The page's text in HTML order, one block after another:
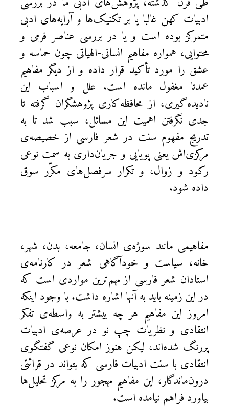
ادبیات کهن غالبا یا بر تکنیک‌ها و آرایه‌های ادبی
متمرکز بوده است و یا در بررسی عناصر فرمی و
محتوایی، همواره مفاهیم انسانی-‌الهیاتی چون حماسه و
عشق را مورد تأکید قرار داده‌ و از دیگر مفاهیم
عمدتا مغفول مانده‌ است. علل و اسباب این
نادیده‌گیری، از محافظه‌کاری پژوهشگران گرفته تا
جدی نگرفتن اهمیت این مسائل، سبب شد تا به
تدریج مفهوم سنت در شعر فارسی از خصیصه‌ی
مرکزی‌اش یعنی پویایی و جریان‌داری به سمت نوعی
رکود و زوال، و تکرار سرفصل‌های مکرّر سوق
داده شود.
مفاهیمی مانند سوژه‌ی انسان، جامعه، بدن، شهر،
خانه، سیاست و خودآگاهی شعر در کارنامه‌ی
استادان شعر فارسی از مهم‌ترین مواردی است که
در این زمینه باید به آنها اشاره داشت. با وجود اینکه
امروز این مفاهیم هر چه بیشتر به واسطه‌ی تفکر
انتقادی و نظریات چپ نو در عرصه‌ی ادبیات
پررنگ شده‌اند، لیکن هنوز امکان نوعی گفتگوی
انتقادی با سنت ادبیات فارسی که بتواند در قرائتی
درون‌ماندگار، این مفاهیم مهجور را به مرکز تحلیل‌ها
بیاورد فراهم نیامده ‌است.